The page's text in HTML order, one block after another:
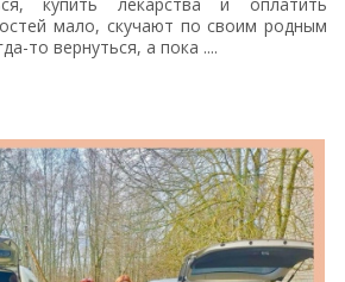
мало, скучают по своим родным
то вернуться, а пока ....